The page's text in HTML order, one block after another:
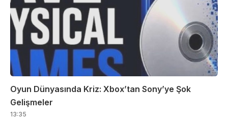
Oyun Dünyasında Kriz: Xbox’tan Sony’ye Şok
Gelişmeler
13:35